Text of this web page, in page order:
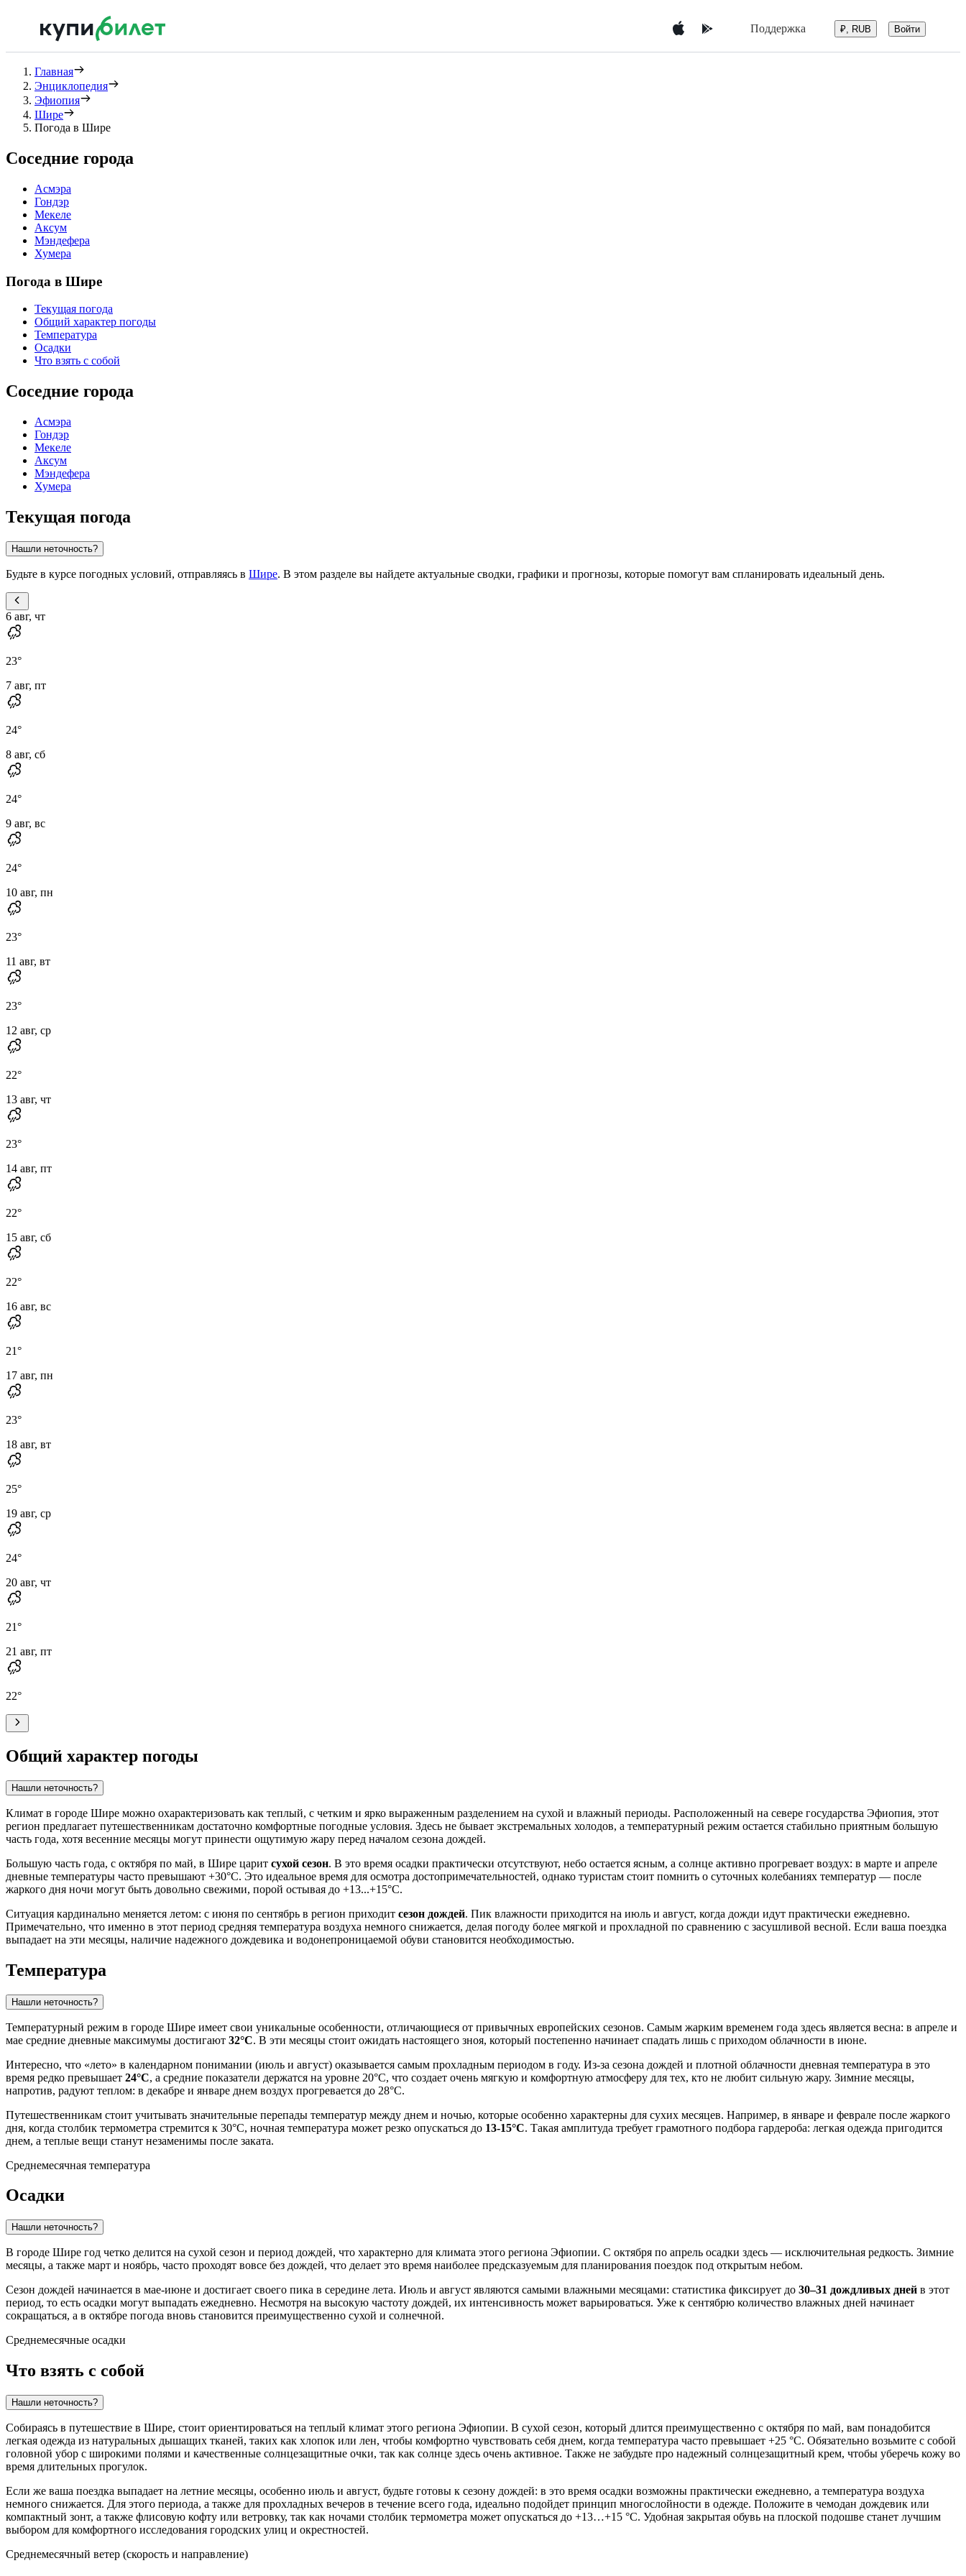
Поддержка ₽, RUB Войти
Главная
Энциклопедия
Эфиопия
Шире
Погода в Шире
Соседние города
Асмэра
Гондэр
Мекеле
Аксум
Мэндефера
Хумера
Погода в Шире
Текущая погода
Общий характер погоды
Температура
Осадки
Что взять с собой
Соседние города
Асмэра
Гондэр
Мекеле
Аксум
Мэндефера
Хумера
Текущая погода
Нашли неточность?
Будьте в курсе погодных условий, отправляясь в Шире. В этом разделе вы найдете актуальные сводки, графики и прогнозы, которые помогут вам спланировать идеальный день.
6 авг, чт
23°
7 авг, пт
24°
8 авг, сб
24°
9 авг, вс
24°
10 авг, пн
23°
11 авг, вт
23°
12 авг, ср
22°
13 авг, чт
23°
14 авг, пт
22°
15 авг, сб
22°
16 авг, вс
21°
17 авг, пн
23°
18 авг, вт
25°
19 авг, ср
24°
20 авг, чт
21°
21 авг, пт
22°
Общий характер погоды
Нашли неточность?
Климат в городе Шире можно охарактеризовать как теплый, с четким и ярко выраженным разделением на сухой и влажный периоды. Расположенный на севере государства Эфиопия, этот
регион предлагает путешественникам достаточно комфортные погодные условия. Здесь не бывает экстремальных холодов, а температурный режим остается стабильно приятным большую
часть года, хотя весенние месяцы могут принести ощутимую жару перед началом сезона дождей.
Большую часть года, с октября по май, в Шире царит сухой сезон. В это время осадки практически отсутствуют, небо остается ясным, а солнце активно прогревает воздух: в марте и апреле
дневные температуры часто превышают +30°C. Это идеальное время для осмотра достопримечательностей, однако туристам стоит помнить о суточных колебаниях температур — после
жаркого дня ночи могут быть довольно свежими, порой остывая до +13...+15°C.
Ситуация кардинально меняется летом: с июня по сентябрь в регион приходит сезон дождей. Пик влажности приходится на июль и август, когда дожди идут практически ежедневно.
Примечательно, что именно в этот период средняя температура воздуха немного снижается, делая погоду более мягкой и прохладной по сравнению с засушливой весной. Если ваша поездка
выпадает на эти месяцы, наличие надежного дождевика и водонепроницаемой обуви становится необходимостью.
Температура
Нашли неточность?
Температурный режим в городе Шире имеет свои уникальные особенности, отличающиеся от привычных европейских сезонов. Самым жарким временем года здесь является весна: в апреле и
мае средние дневные максимумы достигают 32°C. В эти месяцы стоит ожидать настоящего зноя, который постепенно начинает спадать лишь с приходом облачности в июне.
Интересно, что «лето» в календарном понимании (июль и август) оказывается самым прохладным периодом в году. Из-за сезона дождей и плотной облачности дневная температура в это
время редко превышает 24°C, а средние показатели держатся на уровне 20°C, что создает очень мягкую и комфортную атмосферу для тех, кто не любит сильную жару. Зимние месяцы,
напротив, радуют теплом: в декабре и январе днем воздух прогревается до 28°C.
Путешественникам стоит учитывать значительные перепады температур между днем и ночью, которые особенно характерны для сухих месяцев. Например, в январе и феврале после жаркого
дня, когда столбик термометра стремится к 30°C, ночная температура может резко опускаться до 13-15°C. Такая амплитуда требует грамотного подбора гардероба: легкая одежда пригодится
днем, а теплые вещи станут незаменимы после заката.
Среднемесячная температура
Осадки
Нашли неточность?
В городе Шире год четко делится на сухой сезон и период дождей, что характерно для климата этого региона Эфиопии. С октября по апрель осадки здесь — исключительная редкость. Зимние
месяцы, а также март и ноябрь, часто проходят вовсе без дождей, что делает это время наиболее предсказуемым для планирования поездок под открытым небом.
Сезон дождей начинается в мае-июне и достигает своего пика в середине лета. Июль и август являются самыми влажными месяцами: статистика фиксирует до 30–31 дождливых дней в этот
период, то есть осадки могут выпадать ежедневно. Несмотря на высокую частоту дождей, их интенсивность может варьироваться. Уже к сентябрю количество влажных дней начинает
сокращаться, а в октябре погода вновь становится преимущественно сухой и солнечной.
Среднемесячные осадки
Что взять с собой
Нашли неточность?
Собираясь в путешествие в Шире, стоит ориентироваться на теплый климат этого региона Эфиопии. В сухой сезон, который длится преимущественно с октября по май, вам понадобится
легкая одежда из натуральных дышащих тканей, таких как хлопок или лен, чтобы комфортно чувствовать себя днем, когда температура часто превышает +25 °C. Обязательно возьмите с собой
головной убор с широкими полями и качественные солнцезащитные очки, так как солнце здесь очень активное. Также не забудьте про надежный солнцезащитный крем, чтобы уберечь кожу во
время длительных прогулок.
Если же ваша поездка выпадает на летние месяцы, особенно июль и август, будьте готовы к сезону дождей: в это время осадки возможны практически ежедневно, а температура воздуха
немного снижается. Для этого периода, а также для прохладных вечеров в течение всего года, идеально подойдет принцип многослойности в одежде. Положите в чемодан дождевик или
компактный зонт, а также флисовую кофту или ветровку, так как ночами столбик термометра может опускаться до +13…+15 °C. Удобная закрытая обувь на плоской подошве станет лучшим
выбором для комфортного исследования городских улиц и окрестностей.
Среднемесячный ветер (скорость и направление)